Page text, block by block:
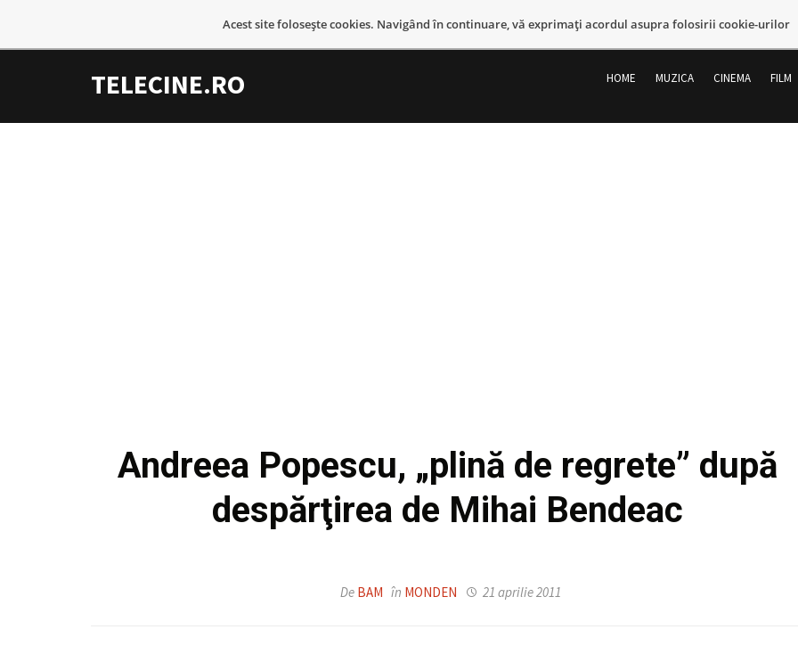
Acest site foloseşte cookies. Navigând în continuare, vă exprimaţi acordul asupra folosirii cookie-urilor
conținut
TELECINE.RO HOME MUZICA CINEMA FILM
Andreea Popescu, „plină de regrete” după
despărţirea de Mihai Bendeac
De BAM în MONDEN 21 aprilie 2011